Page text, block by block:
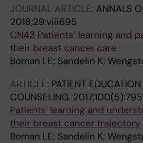
JOURNAL ARTICLE: ANNALS
2018;29:viii695
CN43 Patients’ learning and
their breast cancer care
Boman LE; Sandelin K;
ARTICLE: PATIENT
COUNSELING.
Patients' learning and
their breast cancer trajectory
Boman LE; Sandelin K;